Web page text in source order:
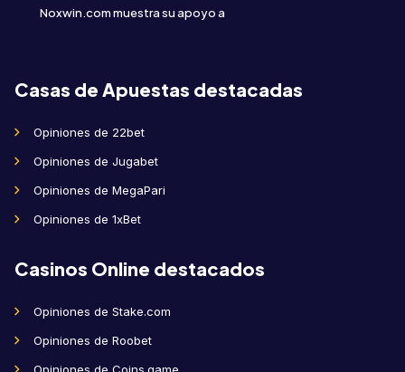
Casas de Apuestas destacadas
Opiniones de 22bet
Opiniones de Jugabet
Opiniones de MegaPari
Opiniones de 1xBet
Noxwin.com muestra su apoyo a
Casinos Online destacados
Opiniones de Stake.com
Opiniones de Roobet